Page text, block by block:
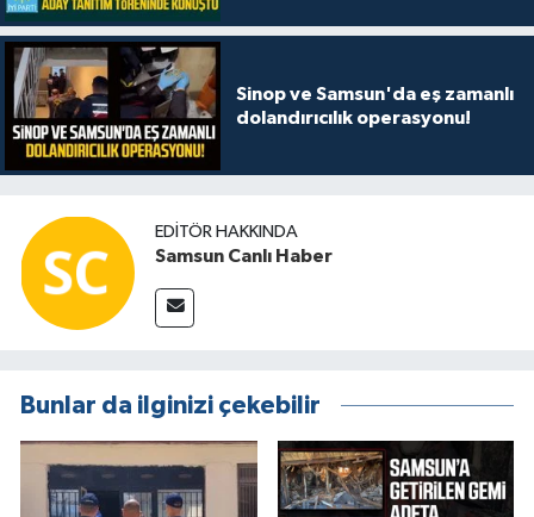
Sinop ve Samsun'da eş zamanlı
dolandırıcılık operasyonu!
EDITÖR HAKKINDA
Samsun Canlı Haber
Bunlar da ilginizi çekebilir